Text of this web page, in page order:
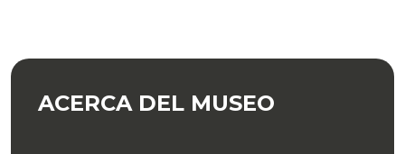
ACERCA DEL MUSEO